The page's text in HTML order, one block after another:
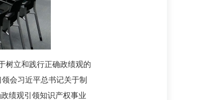
树立和践行正确政绩观的
会习近平总书记关于制
绩观引领知识产权事业